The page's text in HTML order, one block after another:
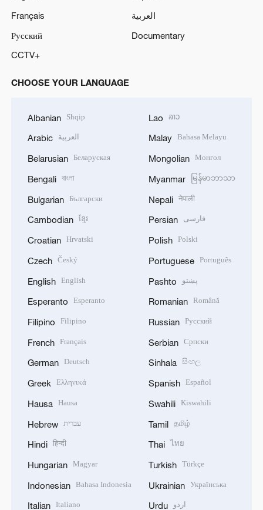
Français
العربية
Русский
Documentary
CCTV+
CHOOSE YOUR LANGUAGE
Albanian Shqip
Arabic العربية
Belarusian Беларуская
Bengali বাংলা
Bulgarian Български
Cambodian ខ្មែរ
Croatian Hrvatski
Czech Český
English English
Esperanto Esperanto
Filipino Filipino
French Français
German Deutsch
Greek Ελληνικά
Hausa Hausa
Hebrew עברית
Hindi हिन्दी
Hungarian Magyar
Indonesian Bahasa Indonesia
Italian Italiano
Lao ລາວ
Malay Bahasa Melayu
Mongolian Монгол
Myanmar မြန်မာဘာသာ
Nepali नेपाली
Persian فارسی
Polish Polski
Portuguese Português
Pashto پښتو
Romanian Română
Russian Русский
Serbian Српски
Sinhala සිංහල
Spanish Español
Swahili Kiswahili
Tamil தமிழ்
Thai ไทย
Turkish Türkçe
Ukrainian Українська
Urdu اردو